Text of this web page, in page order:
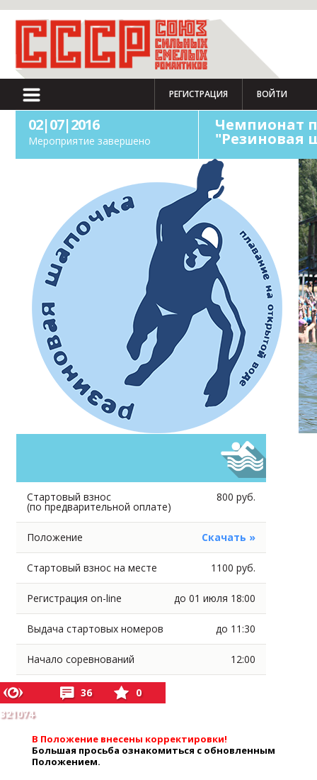
РЕГИСТРАЦИЯ ВОЙТИ
02|07|2016
Мероприятие завершено
Чемпионат
"Резиновая
Стартовый взнос
(по предварительной оплате)
800 руб.
Положение Скачать »
Стартовый взнос на месте 1100 руб.
Регистрация on-line до 01 июля 18:00
Выдача стартовых номеров до 11:30
Начало соревнований 12:00
321074
36 0
В Положение внесены корректировки!
Большая просьба ознакомиться с обновленным
Положением.